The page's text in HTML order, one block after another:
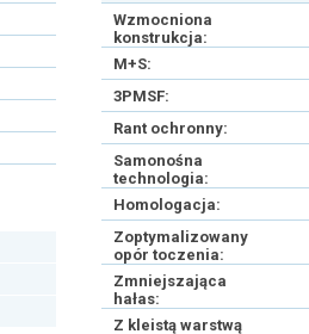
Wzmocniona
konstrukcja:
M+S:
3PMSF:
Rant ochronny:
Samonośna
technologia:
Homologacja:
Zoptymalizowany
opór toczenia:
Zmniejszająca
hałas:
Z kleistą warstwą